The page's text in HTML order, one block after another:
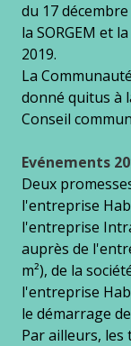
du 17
la SORGEM et
2019.
La
donné quitus à
Conseil
Evénements
Deux
l'entreprise
l'entreprise
auprès de
m²), de la
l'entreprise
le démarrage
Par ailleurs,